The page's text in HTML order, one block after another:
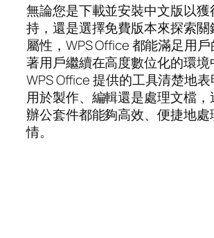
無論您是下載並安裝中文版以獲
持，還是選擇免費版本來探索關
屬性，WPS Office 都能滿足用
著用戶繼續在高度數位化的環境
WPS Office 提供的工具清楚地
用於製作、編輯還是處理文檔
辦公套件都能夠高效、便捷地處
情。